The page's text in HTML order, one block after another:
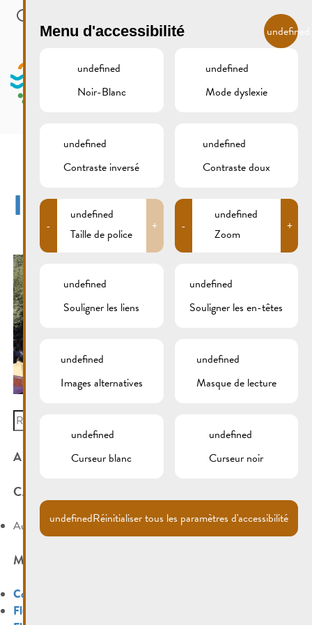
Skip to main content
MENU
IRONMAN_2014_09
Search
for:
ARCHIVES
CATÉGORIES
Aucune catégorie
MÉTA
Connexion
Flux des publications
Menu d'accessibilité undefined
undefined
Noir-Blanc
undefined
Mode dyslexie
undefined
Contraste inversé
undefined
Contraste doux
-
undefined
Taille de police
+ -
undefined
Zoom
+
undefined
Souligner les liens
undefined
Souligner les en-têtes
undefined
Images alternatives
undefined
Masque de lecture
undefined
Curseur blanc
undefined
Curseur noir
undefinedRéinitialiser tous les paramètres d'accessibilité